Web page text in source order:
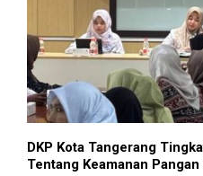
DKP Kota Tangerang
Tentang Keamanan